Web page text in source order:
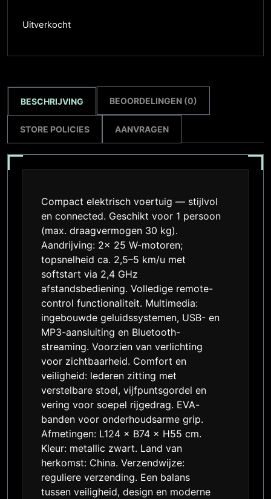
Uitverkocht
BESCHRIJVING BEOORDELINGEN (0)
STORE POLICIES AANVRAGEN
Compact elektrisch voertuig — stijlvol
en connected. Geschikt voor 1 persoon
(max. draagvermogen 30 kg).
Aandrijving: 2x 25 W-motoren;
topsnelheid ca. 2,5–5 km/u met
softstart via 2,4 GHz
afstandsbediening. Volledige remote-
control functionaliteit. Multimedia:
ingebouwde geluidssystemen, USB- en
MP3-aansluiting en Bluetooth-
streaming. Voorzien van verlichting
voor zichtbaarheid. Comfort en
veiligheid: lederen zitting met
verstelbare stoel, vijfpuntsgordel en
vering voor soepel rijgedrag. EVA-
banden voor onderhoudsarme grip.
Afmetingen: L124 × B74 × H55 cm.
Kleur: metallic zwart. Land van
herkomst: China. Verzendwijze:
reguliere verzending. Een balans
tussen veiligheid, design en moderne